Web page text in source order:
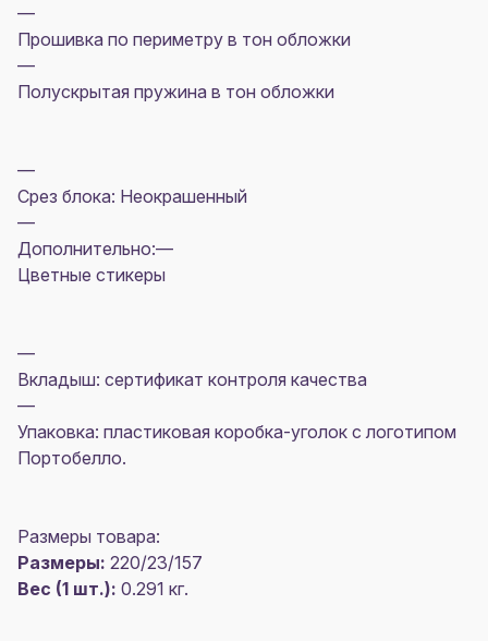
—
Прошивка по периметру в тон обложки
—
Полускрытая пружина в тон обложки
—
Срез блока: Неокрашенный
—
Дополнительно:—
Цветные стикеры
—
Вкладыш: сертификат контроля качества
—
Упаковка: пластиковая коробка-уголок с логотипом
Портобелло.
Размеры товара:
Размеры: 220/23/157
Вес (1 шт.): 0.291 кг.